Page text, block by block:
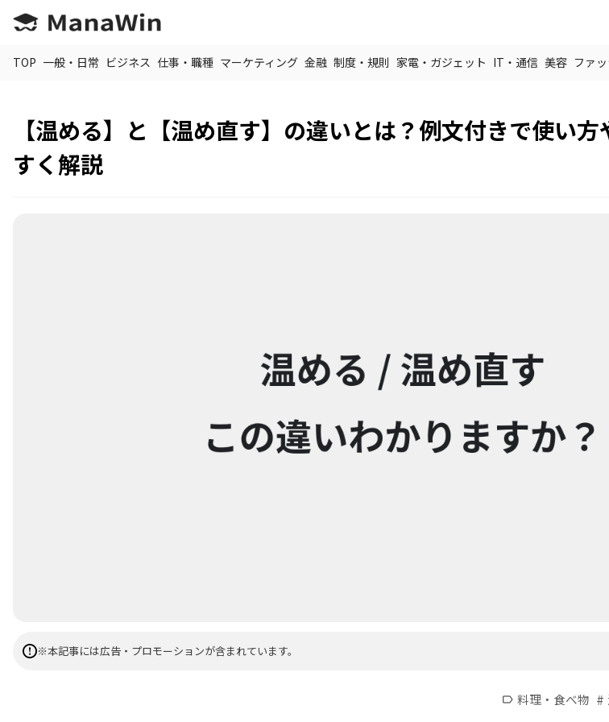
TOP 一般・日常 ビジネス 仕事・職種 マーケティング 金融 制度・規則 家電・ガジェット IT・通信 美容 ファ
【温める】と【温め直す】の違いとは？例文付きで使い
すく解説
※本記事には広告・プロモーションが含まれています。
label 料理・食べ物 #